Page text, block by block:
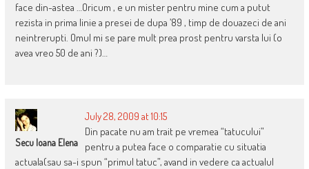
face din-astea …Oricum , e un mister pentru mine cum a putut
rezista in prima linie a presei de dupa ’89 , timp de douazeci de ani
neintrerupti. Omul mi se pare mult prea prost pentru varsta lui (o
avea vreo 50 de ani ?)…
Secu Ioana Elena
July 28, 2009 at 10:15
Din pacate nu am trait pe vremea “tatucului”
pentru a putea face o comparatie cu situatia
actuala(sau sa-i spun “primul tatuc”, avand in vedere ca actualul